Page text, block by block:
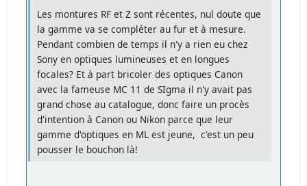
Les montures RF et Z sont récentes, nul doute que
la gamme va se compléter au fur et à mesure.
Pendant combien de temps il n'y a rien eu chez
Sony en optiques lumineuses et en longues
focales? Et à part bricoler des optiques Canon
avec la fameuse MC 11 de SIgma il n'y avait pas
grand chose au catalogue, donc faire un procès
d'intention à Canon ou Nikon parce que leur
gamme d'optiques en ML est jeune, c'est un peu
pousser le bouchon là!